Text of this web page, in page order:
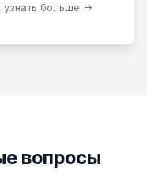
узнать больше →
вопросы